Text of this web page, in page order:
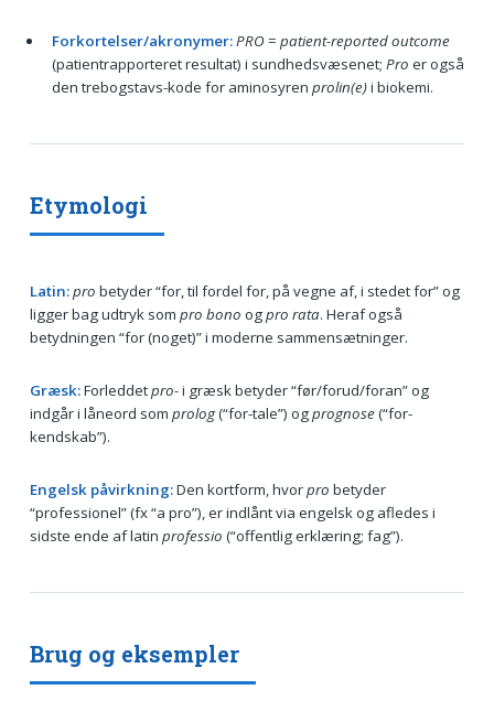
Forkortelser/akronymer:PRO= patient-reported outcome
(patientrapporteret resultat) i sundhedsvæsenet; Pro er også
den trebogstavs-kode for aminosyren prolin(e)i biokemi.
Etymologi
Latin:pro betyder “for, til fordel for, på vegne af, i stedet for” og
ligger bag udtryk som pro bono ogpro rata. Heraf også
betydningen “for (noget)” i moderne sammensætninger.
Græsk:Forleddetpro-i græsk betyder “før/forud/foran” og
indgår i låneord som prolog(“for-tale”) ogprognose(“for-
kendskab”).
Engelsk påvirkning:Den kortform, hvorpro betyder
“professionel” (fx “a pro”), er indlånt via engelsk og afledes i
sidste ende af latin professio (“offentlig erklæring; fag”).
Brug og eksempler